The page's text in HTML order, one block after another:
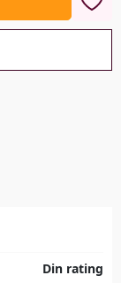
Din rating